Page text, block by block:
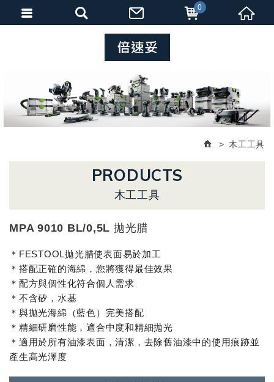
木工工具
PRODUCTS
木工工具
MPA 9010 BL/0,5L 拋光腊
＊FESTOOL拋光腊使表面易於加工
＊搭配正確的海綿，您將獲得最佳效果
＊配方與個性化符合個人需求
＊不含矽，水基
＊與拋光海綿（藍色）完美搭配
＊精細研磨性能，適合中度和精細拋光
＊適用於所有油漆表面，清潔，去除舊油漆中的使用痕跡並
產生高光澤度
0